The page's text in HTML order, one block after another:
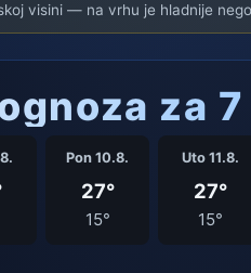
visini — na vrhu je hladnije
za 7
Pon 10.8.
27°
15°
Uto 11.8.
27°
15°